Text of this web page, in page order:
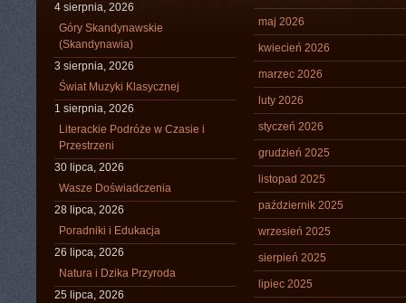
4 sierpnia, 2026
Góry Skandynawskie
(Skandynawia)
3 sierpnia, 2026
Świat Muzyki Klasycznej
1 sierpnia, 2026
Literackie Podróże w Czasie i
Przestrzeni
30 lipca, 2026
Wasze Doświadczenia
28 lipca, 2026
Poradniki i Edukacja
26 lipca, 2026
Natura i Dzika Przyroda
25 lipca, 2026
maj 2026
kwiecień 2026
marzec 2026
luty 2026
styczeń 2026
grudzień 2025
listopad 2025
październik 2025
wrzesień 2025
sierpień 2025
lipiec 2025